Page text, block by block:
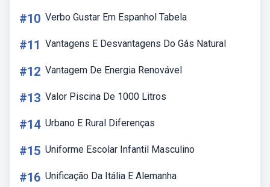
#10 Verbo Gustar Em Espanhol Tabela
#11 Vantagens E Desvantagens Do Gás Natural
#12 Vantagem De Energia Renovável
#13 Valor Piscina De 1000 Litros
#14 Urbano E Rural Diferenças
#15 Uniforme Escolar Infantil Masculino
#16 Unificação Da Itália E Alemanha